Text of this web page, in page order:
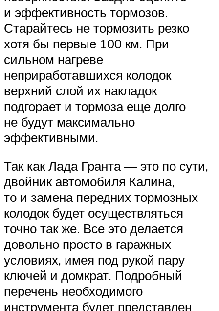
и эффективность тормозов.
Старайтесь не тормозить резко
хотя бы первые 100 км. При
сильном нагреве
неприработавшихся колодок
верхний слой их накладок
подгорает и тормоза еще долго
не будут максимально
эффективными.
Так как Лада Гранта — это по сути,
двойник автомобиля Калина,
то и замена передних тормозных
колодок будет осуществляться
точно так же. Все это делается
довольно просто в гаражных
условиях, имея под рукой пару
ключей и домкрат. Подробный
перечень необходимого
инструмента будет представлен